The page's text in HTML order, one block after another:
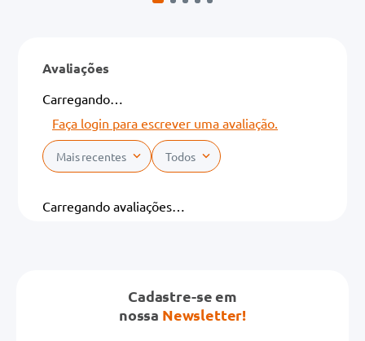
Avaliações
Carregando…
Faça login para escrever uma avaliação.
Mais recentes Todos
Carregando avaliações…
Cadastre-se em
nossa Newsletter!